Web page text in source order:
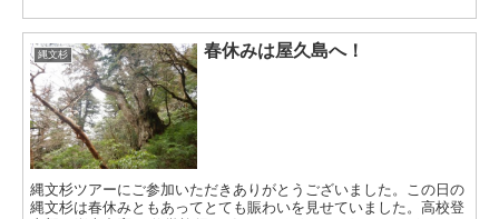
縄文杉 春休みは屋久島へ！
縄文杉ツアーにご参加いただきありがとうございました。この日の
縄文杉は春休みともあってとても賑わいを見せていました。高校登